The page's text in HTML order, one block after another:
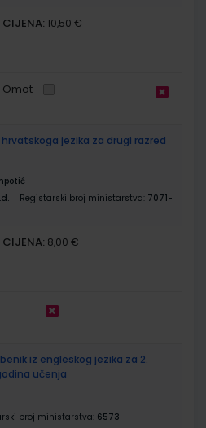
CIJENA: 10,50 €
Omot
hrvatskoga jezika za drugi razred
Registarski broj ministarstva: 7071-
CIJENA: 8,00 €
iz engleskog jezika za 2.
učenja
broj ministarstva: 6573